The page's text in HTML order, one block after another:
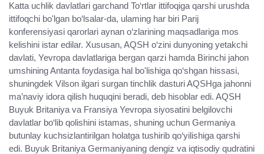
Katta uchlik davlatlari garchand To‘rtlar ittifoqiga qarshi urushda
ittifoqchi bo'lgan bo‘lsalar-da, ulaming har biri Parij
konferensiyasi qarorlari aynan o‘zlarining maqsadlariga mos
kelishini istar edilar. Xususan, AQSH o‘zini dunyoning yetakchi
davlati, Yevropa davlatlariga bergan qarzi hamda Birinchi jahon
umshining Antanta foydasiga hal bo'lishiga qo‘shgan hissasi,
shuningdek Vilson ilgari surgan tinchlik dasturi AQSHga jahonni
ma’naviy idora qilish huquqini beradi, deb hisoblar edi. AQSH
Buyuk Britaniya va Fransiya Yevropa siyosatini belgilovchi
davlatlar bo‘lib qolishini istamas, shuning uchun Germaniya
butunlay kuchsizlantirilgan holatga tushirib qo‘yilishiga qarshi
edi. Buyuk Britaniya Germaniyaning dengiz va iqtisodiy qudratini